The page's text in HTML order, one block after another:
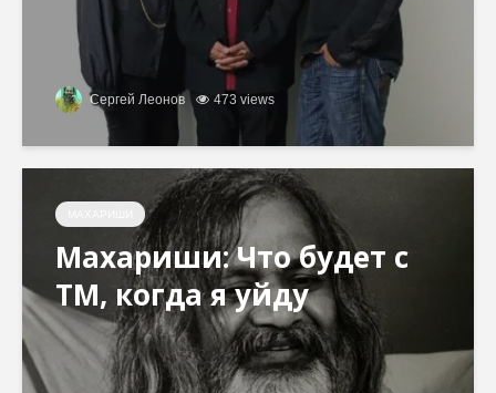
Сергей Леонов 473 views
Махариши: Что будет с
ТМ, когда я уйду